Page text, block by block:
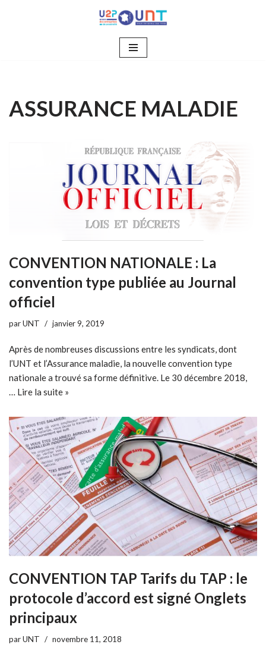
ASSURANCE MALADIE
CONVENTION NATIONALE : La
convention type publiée au Journal
officiel
parUNT janvier 9, 2019
Après de nombreuses discussions entre les syndicats, dont
l’UNT et l’Assurance maladie, la nouvelle convention type
nationale a trouvé sa forme définitive. Le 30 décembre 2018,
… Lire la suite »
CONVENTION TAP Tarifs du TAP : le
protocole d’accord est signé Onglets
principaux
parUNT novembre 11, 2018